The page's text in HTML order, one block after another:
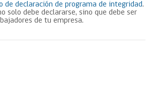
de declaración de programa de integridad.
solo debe declararse, sino que debe ser
de tu empresa.